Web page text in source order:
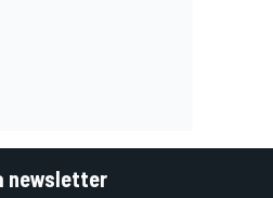
newsletter